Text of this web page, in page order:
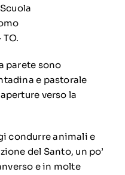
parete sono
e pastorale
verso la
condurre animali e
del Santo, un po’
e in molte